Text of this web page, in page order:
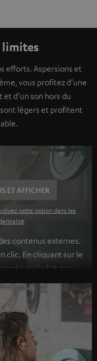
limites
efforts. Aspersions et
vous profitez d’une
d’un son hors du
légers et profitent
ET AFFICHER
cette option dans les
contenus externes.
clic. En cliquant sur le
avec le fait que
Les données
à une plateforme
dans notre